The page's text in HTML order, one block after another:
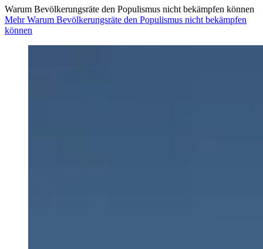
Warum Bevölkerungsräte den Populismus nicht bekämpfen können
Mehr Warum Bevölkerungsräte den Populismus nicht bekämpfen
können